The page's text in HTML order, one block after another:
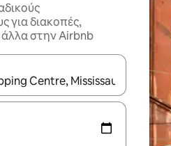
για διακοπές,
στην Airbnb
διαθέσιμα, μπορείτε να